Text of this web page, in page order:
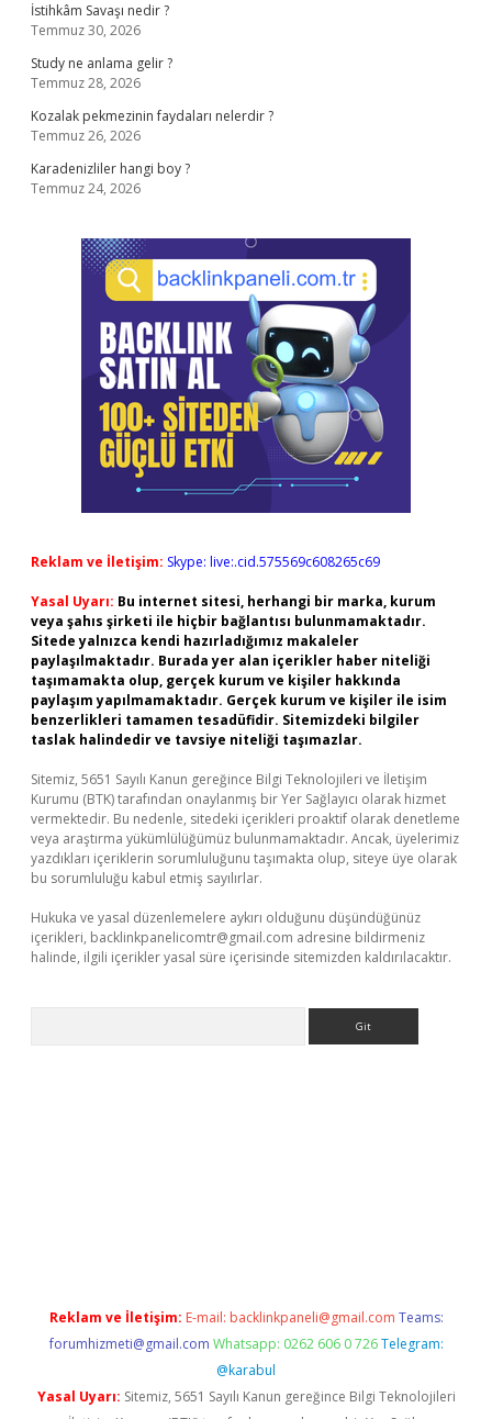
İstihkâm Savaşı nedir ?
Temmuz 30, 2026
Study ne anlama gelir ?
Temmuz 28, 2026
Kozalak pekmezinin faydaları nelerdir ?
Temmuz 26, 2026
Karadenizliler hangi boy ?
Temmuz 24, 2026
Reklam ve İletişim: Skype: live:.cid.575569c608265c69
Yasal Uyarı: Bu internet sitesi, herhangi bir marka, kurum
veya şahıs şirketi ile hiçbir bağlantısı bulunmamaktadır.
Sitede yalnızca kendi hazırladığımız makaleler
paylaşılmaktadır. Burada yer alan içerikler haber niteliği
taşımamakta olup, gerçek kurum ve kişiler hakkında
paylaşım yapılmamaktadır. Gerçek kurum ve kişiler ile isim
benzerlikleri tamamen tesadüfidir. Sitemizdeki bilgiler
taslak halindedir ve tavsiye niteliği taşımazlar.
Sitemiz, 5651 Sayılı Kanun gereğince Bilgi Teknolojileri ve İletişim
Kurumu (BTK) tarafından onaylanmış bir Yer Sağlayıcı olarak hizmet
vermektedir. Bu nedenle, sitedeki içerikleri proaktif olarak denetleme
veya araştırma yükümlülüğümüz bulunmamaktadır. Ancak, üyelerimiz
yazdıkları içeriklerin sorumluluğunu taşımakta olup, siteye üye olarak
bu sorumluluğu kabul etmiş sayılırlar.
Hukuka ve yasal düzenlemelere aykırı olduğunu düşündüğünüz
içerikleri, backlinkpanelicomtr@gmail.com adresine bildirmeniz
halinde, ilgili içerikler yasal süre içerisinde sitemizden kaldırılacaktır.
Reklam ve İletişim: E-mail: backlinkpaneli@gmail.com Teams:
forumhizmeti@gmail.com Whatsapp: 0262 606 0 726 Telegram:
@karabul
Yasal Uyarı: Sitemiz, 5651 Sayılı Kanun gereğince Bilgi Teknolojileri